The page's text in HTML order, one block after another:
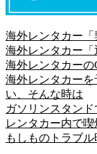
海外レンタカー
海外レンタカー
海外レンタカーの
海外レンタカー
い、そんな時は
ガソリンスタン
レンタカー内で喫
もしものトラブ